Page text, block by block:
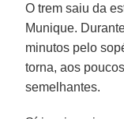
O trem saiu da
Munique.
minutos pelo
torna, aos
semelhantes.